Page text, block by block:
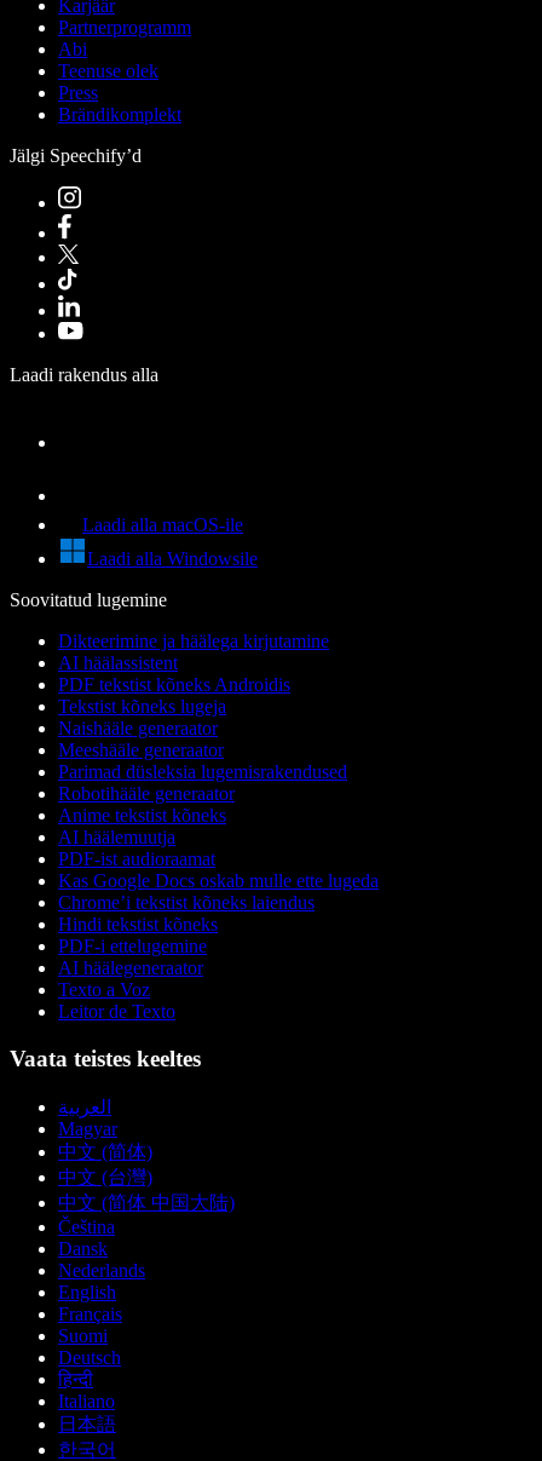
Karjäär
Partnerprogramm
Abi
Teenuse olek
Press
Brändikomplekt
Jälgi Speechify’d
Laadi rakendus alla
Laadi alla macOS-ile
Laadi alla Windowsile
Soovitatud lugemine
Dikteerimine ja häälega kirjutamine
AI häälassistent
PDF tekstist kõneks Androidis
Tekstist kõneks lugeja
Naishääle generaator
Meeshääle generaator
Parimad düsleksia lugemisrakendused
Robotihääle generaator
Anime tekstist kõneks
AI häälemuutja
PDF-ist audioraamat
Kas Google Docs oskab mulle ette lugeda
Chrome’i tekstist kõneks laiendus
Hindi tekstist kõneks
PDF-i ettelugemine
AI häälegeneraator
Texto a Voz
Leitor de Texto
Vaata teistes keeltes
العربية
Magyar
中文 (简体)
中文 (台灣)
中文 (简体 中国大陆)
Čeština
Dansk
Nederlands
English
Français
Suomi
Deutsch
हिन्दी
Italiano
日本語
한국어